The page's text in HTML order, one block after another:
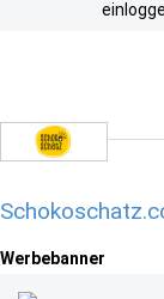
Werbebanner